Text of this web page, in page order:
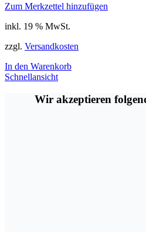
Zum Merkzettel hinzufügen
inkl. 19 % MwSt.
zzgl. Versandkosten
In den Warenkorb
Schnellansicht
Wir akzeptieren